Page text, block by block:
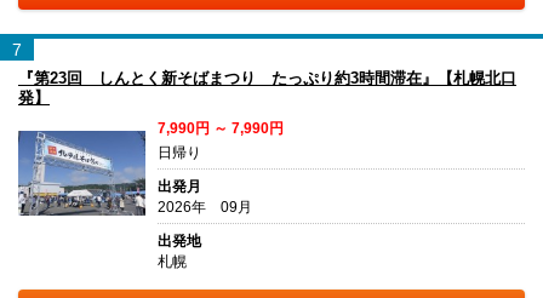
7
『第23回 しんとく新そばまつり たっぷり約3時間滞在』【札幌北口
発】
7,990円 ～ 7,990円
日帰り
出発月
2026年 09月
出発地
札幌